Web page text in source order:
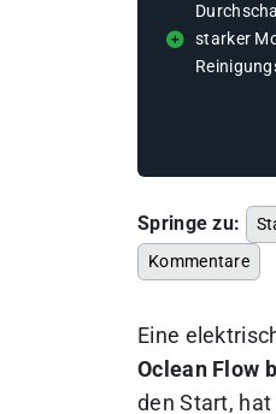
starker
Springe zu:
Kommentare
Eine
Oclean Flow
den Start,